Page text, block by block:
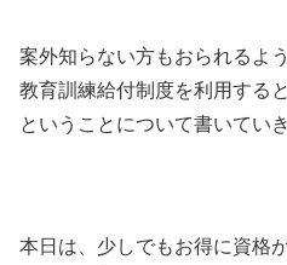
案外知らない方もおられるよ
教育訓練給付制度を利用する
ということについて書いていき
本日は、少しでもお得に資格